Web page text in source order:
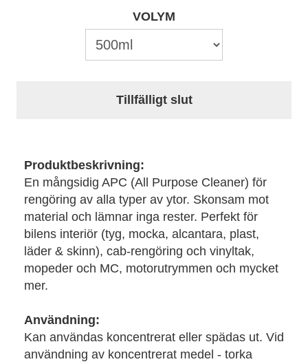
VOLYM
Tillfälligt slut
Produktbeskrivning:
En mångsidig APC (All Purpose Cleaner) för
rengöring av alla typer av ytor. Skonsam mot
material och lämnar inga rester. Perfekt för
bilens interiör (tyg, mocka, alcantara, plast,
läder & skinn), cab-rengöring och vinyltak,
mopeder och MC, motorutrymmen och mycket
mer.
Användning:
Kan användas koncentrerat eller spädas ut. Vid
användning av koncentrerat medel - torka